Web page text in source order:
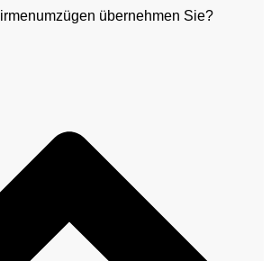
übernehmen Sie?